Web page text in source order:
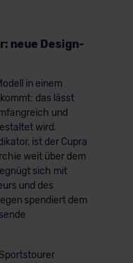
neue Design-
in einem
das lässt
und
wird.
ist der Cupra
weit über dem
sich mit
und des
spendiert dem